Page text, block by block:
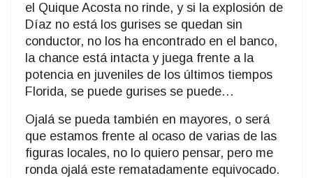
el Quique Acosta no rinde, y si la explosión de
Díaz no está los gurises se quedan sin
conductor, no los ha encontrado en el banco,
la chance está intacta y juega frente a la
potencia en juveniles de los últimos tiempos
Florida, se puede gurises se puede…
Ojalá se pueda también en mayores, o será
que estamos frente al ocaso de varias de las
figuras locales, no lo quiero pensar, pero me
ronda ojalá este rematadamente equivocado.